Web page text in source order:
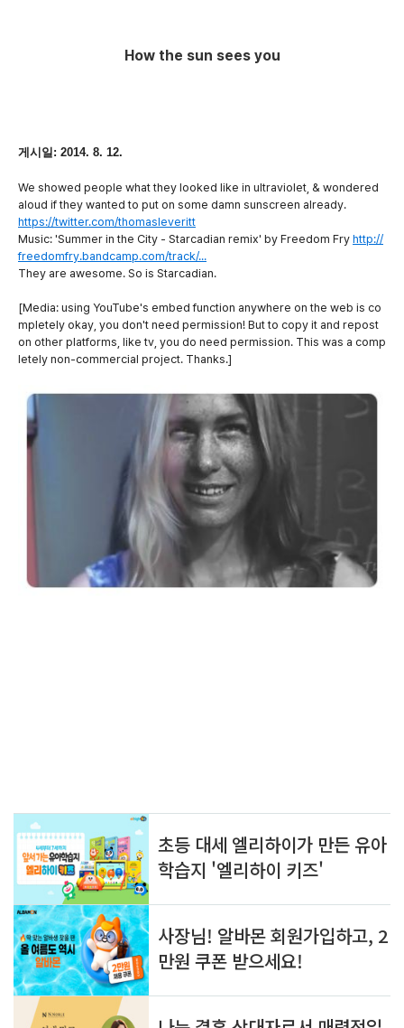
How the sun sees you
게시일: 2014. 8. 12.
We showed people what they looked like in ultraviolet, & wondered
aloud if they wanted to put on some damn sunscreen already.
https://twitter.com/thomasleveritt
Music: 'Summer in the City - Starcadian remix' by Freedom Fry http://
freedomfry.bandcamp.com/track/...
They are awesome. So is Starcadian.
[Media: using YouTube's embed function anywhere on the web is co
mpletely okay, you don't need permission! But to copy it and repost
on other platforms, like tv, you do need permission. This was a comp
letely non-commercial project. Thanks.]